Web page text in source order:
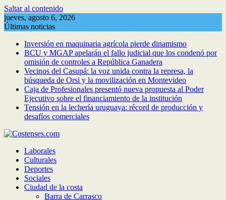
Saltar al contenido
jueves, agosto 6, 2026
Últimas noticias
Inversión en maquinaria agrícola pierde dinamismo
BCU y MGAP apelarán el fallo judicial que los condenó por
omisión de controles a República Ganadera
Vecinos del Casupá: la voz unida contra la represa, la
búsqueda de Orsi y la movilización en Montevideo
Caja de Profesionales presentó nueva propuesta al Poder
Ejecutivo sobre el financiamiento de la institución
Tensión en la lechería uruguaya: récord de producción y
desafíos comerciales
Laborales
Culturales
Deportes
Sociales
Ciudad de la costa
Barra de Carrasco